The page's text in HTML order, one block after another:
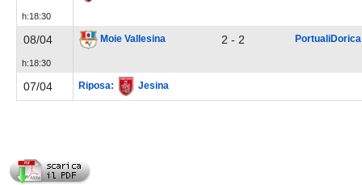
h:18:30
08/04 Moie Vallesina 2 - 2 PortualiDorica
h:18:30
07/04 Riposa: Jesina